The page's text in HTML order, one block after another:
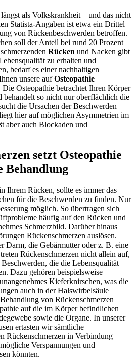
längst als Volkskrankheit – und das nicht
Statista-Angaben ist etwa ein Drittel
von Rückenbeschwerden betroffen.
soll der Anteil bei rund 20 Prozent
Rücken und Nacken gibt
zu erhalten und
bedarf es einer nachhaltigen
unsere aufOsteopathie
Osteopathie betrachtet Ihren Körper
so nicht nur oberflächlich die
die Ursachen der Beschwerden
hier auf möglichen Asymmetrien im
aber auch Blockaden und
setzt Osteopathie
Behandlung
Ihrem Rücken, sollte es immer das
für die Beschwerden zu finden. Nur
möglich. So übertragen sich
häufig auf den Rücken und
Schmerzbild. Darüber hinaus
Rückenschmerzen auslösen.
Darm, die Gebärmutter oder z. B. eine
Rückenschmerzen nicht allein auf,
die die Lebensqualität
Dazu gehören beispielsweise
Kieferknirschen, was die
auch in der Halswirbelsäule
von Rückenschmerzen
auf die im Körper befindlichen
sowie die Organe. In unserer
ertasten wir sämtliche
Rückenschmerzen in Verbindung
Verspannungen und
könnten.